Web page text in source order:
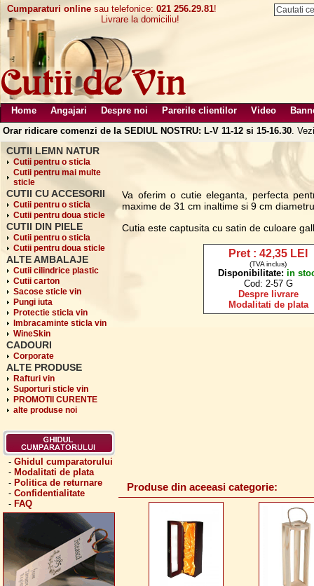
Cumparaturi online sau telefonice: 021 256.29.81!
Livrare la domiciliu!
Home Angajari Despre noi Parerile clientilor Video
Orar ridicare comenzi de la SEDIUL NOSTRU: L-V 11-12 si 15-16.30.
CUTII LEMN NATUR
Cutii pentru o sticla
Cutii pentru mai multe
sticle
CUTII CU ACCESORII
Cutii pentru o sticla
Cutii pentru doua sticle
CUTII DIN PIELE
Cutii pentru o sticla
Cutii pentru doua sticle
ALTE AMBALAJE
Cutii cilindrice plastic
Cutii carton
Sacose sticle vin
Pungi iuta
Protectie sticla vin
Imbracaminte sticla vin
WineSkin
CADOURI
Corporate
ALTE PRODUSE
Rafturi vin
Suporturi sticle vin
PROMOTII CURENTE
alte produse noi
- Ghidul cumparatorului
- Modalitati de plata
- Politica de returnare
- Confidentialitate
- FAQ
Va oferim o cutie eleganta, perfecta
maxime de 31 cm inaltime si 9 cm
Cutia este captusita cu satin de culoare
Pret : 42,35 LEI
(TVA inclus)
Disponibilitate: in
Cod: 2-57 G
Despre livrare
Modalitati de plata
Produse din aceeasi categorie: